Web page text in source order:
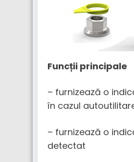
Funcții principale
– furnizează o
în cazul
– furnizează o
detectat